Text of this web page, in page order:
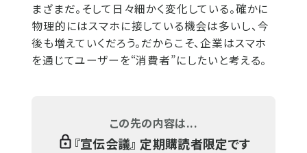
まざまだ。そして日々細かく変化している。確かに
物理的にはスマホに接している機会は多いし、今
後も増えていくだろう。だからこそ、企業はスマホ
を通じてユーザーを“消費者”にしたいと考える。
この先の内容は...
『宣伝会議』 定期購読者限定です